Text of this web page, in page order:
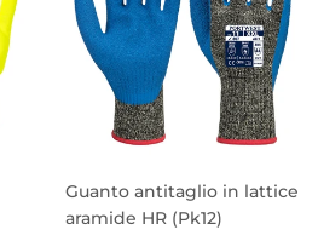
Guanto antitaglio in lattice
aramide HR (Pk12)